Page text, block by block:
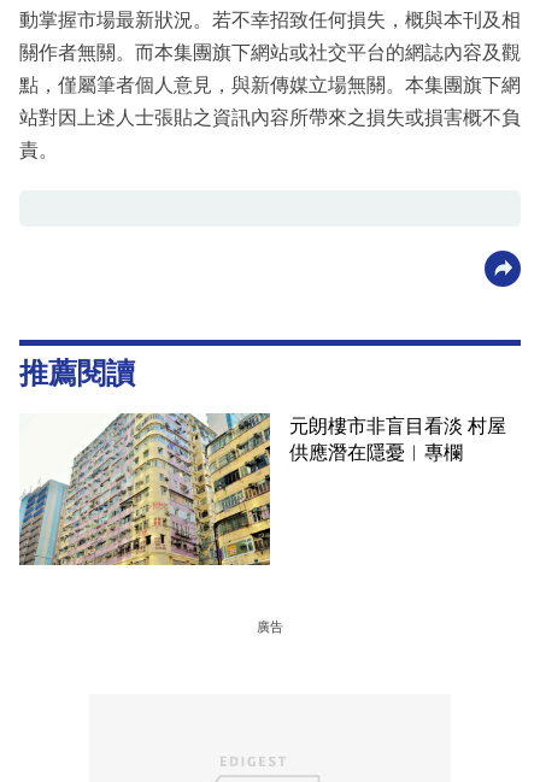
動掌握市場最新狀況。若不幸招致任何損失，概與本刊及相
關作者無關。而本集團旗下網站或社交平台的網誌內容及觀
點，僅屬筆者個人意見，與新傳媒立場無關。本集團旗下網
站對因上述人士張貼之資訊內容所帶來之損失或損害概不負
責。
推薦閱讀
元朗樓市非盲目看淡 村屋
供應潛在隱憂︳專欄
廣告